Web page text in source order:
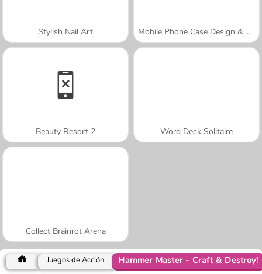
Stylish Nail Art Mobile Phone Case Design & DIY
Beauty Resort 2 Word Deck Solitaire
Collect Brainrot Arena
Juegos de Acción Hammer Master - Craft & Destroy!